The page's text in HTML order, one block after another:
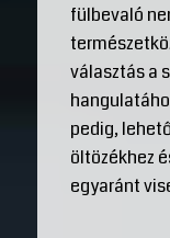
fülbevaló
választás a
pedig,
öltözékhez
egyaránt